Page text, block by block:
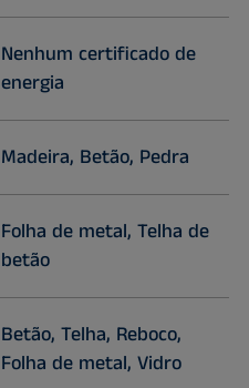
Nenhum certificado de
energia
Madeira, Betão, Pedra
Folha de metal, Telha de
betão
Betão, Telha, Reboco,
Folha de metal, Vidro